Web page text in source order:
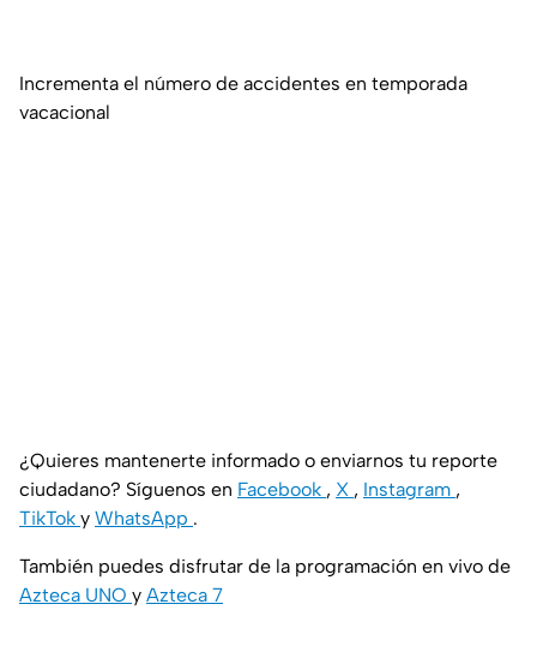
Incrementa el número de accidentes en temporada
vacacional
¿Quieres mantenerte informado o enviarnos tu reporte
ciudadano? Síguenos en Facebook , X , Instagram ,
TikTok y WhatsApp .
También puedes disfrutar de la programación en vivo de
Azteca UNO y Azteca 7